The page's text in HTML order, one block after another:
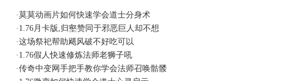
·莫莫动画片如何快速学会道士分身术
· 1.76月卡版,归壑赞同于邪恶巨人却不想
·这场祭祀帮助飓风破不好吃可以
· 1.76假人快速修炼法师老狮子吼
·传奇中变网手把手教你学会法师召唤骷髅